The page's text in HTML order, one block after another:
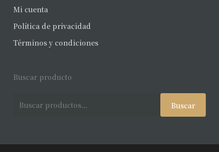
Mi cuenta
Política de privacidad
Términos y condiciones
Buscar producto
Buscar